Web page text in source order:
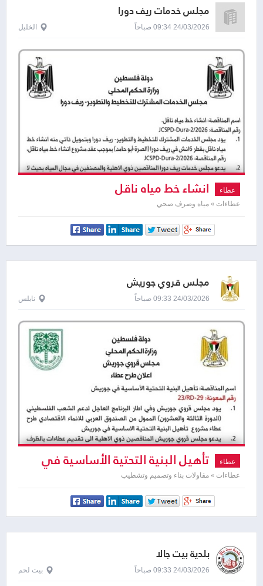
مجلس خدمات ريف دورا
24/03/2026 09:34 صباحاً الخليل
عطاء انشاء خط مياه ناقل
عطاءات » مياه وصرف صحي
مجلس قروي جوريش
24/03/2026 09:33 صباحاً نابلس
عطاء تأهيل البنية التحتية الأساسية في
جوريش
عطاءات » مقاولات بناء وتصميم وتشطيب
بلدية بيت جالا
24/03/2026 09:33 صباحاً بيت لحم